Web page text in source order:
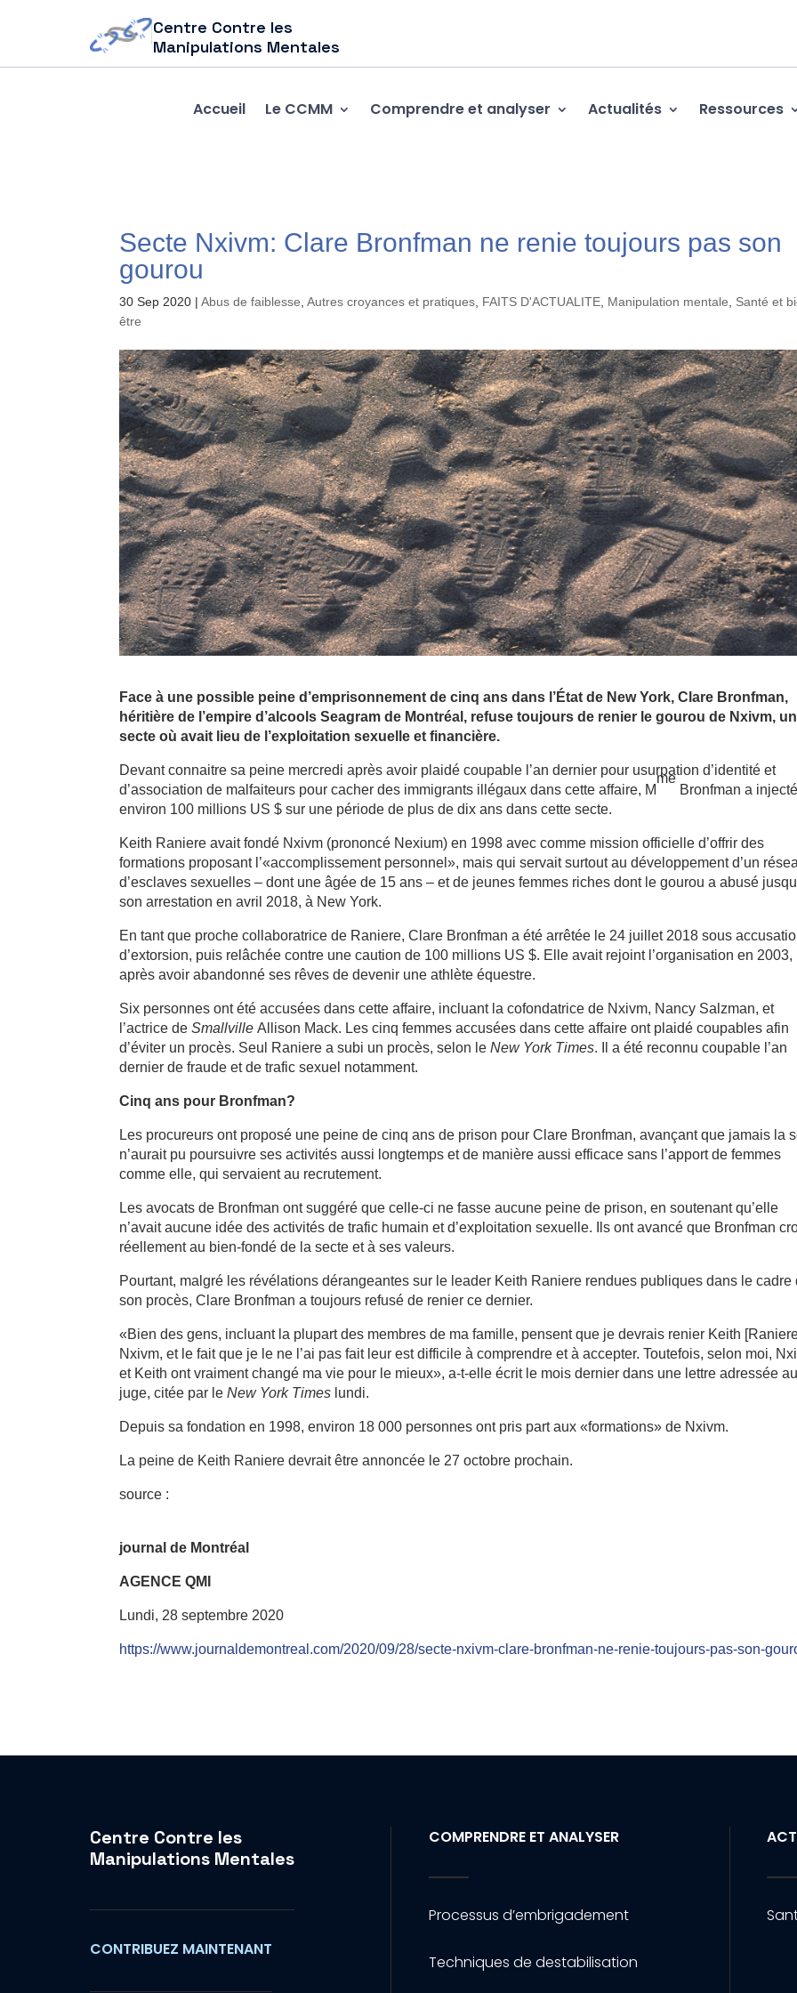
Centre Contre les
Manipulations Mentales
Accueil Le CCMM Comprendre et analyser Actualités Ressources
Secte Nxivm: Clare Bronfman ne renie toujours pas son
gourou
30 Sep 2020 |Abus de faiblesse ,Autres croyances et pratiques FAITS D'ACTUALITE Manipulation mentale
Santé et
être
Face à une possible peine d’emprisonnement de cinq ans dans l’État de New York, Clare Bronfman,
héritière de l’empire d’alcools Seagram de Montréal, refuse toujours de renier le gourou de Nxivm,
secte où avait lieu de l’exploitation sexuelle et financière.
Devant connaitre sa peine mercredi après avoir plaidé coupable l’an dernier pour usurpation d’identité et
d’association de malfaiteurs pour cacher des immigrants illégaux dans cette affaire, M
me
Bronfman a injecté
environ 100 millions US $ sur une période de plus de dix ans dans cette secte.
Keith Raniere avait fondé Nxivm (prononcé Nexium) en 1998 avec comme mission officielle d’offrir des
formations proposant l’«accomplissement personnel», mais qui servait surtout au développement d’un
d’esclaves sexuelles – dont une âgée de 15 ans – et de jeunes femmes riches dont le gourou a abusé
son arrestation en avril 2018, à New York.
En tant que proche collaboratrice de Raniere, Clare Bronfman a été arrêtée le 24 juillet 2018 sous
d’extorsion, puis relâchée contre une caution de 100 millions US $. Elle avait rejoint l’organisation en 2003,
après avoir abandonné ses rêves de devenir une athlète équestre.
Six personnes ont été accusées dans cette affaire, incluant la cofondatrice de Nxivm, Nancy Salzman, et
l’actrice deSmallville Allison Mack. Les cinq femmes accusées dans cette affaire ont plaidé coupables afin
d’éviter un procès. Seul Raniere a subi un procès, selon leNew York Times. Il a été reconnu coupable l’an
dernier de fraude et de trafic sexuel notamment.
Cinq ans pour Bronfman?
Les procureurs ont proposé une peine de cinq ans de prison pour Clare Bronfman, avançant que jamais la
n’aurait pu poursuivre ses activités aussi longtemps et de manière aussi efficace sans l’apport de femmes
comme elle, qui servaient au recrutement.
Les avocats de Bronfman ont suggéré que celle-ci ne fasse aucune peine de prison, en soutenant qu’elle
n’avait aucune idée des activités de trafic humain et d’exploitation sexuelle. Ils ont avancé que Bronfman
réellement au bien-fondé de la secte et à ses valeurs.
Pourtant, malgré les révélations dérangeantes sur le leader Keith Raniere rendues publiques dans le cadre
son procès, Clare Bronfman a toujours refusé de renier ce dernier.
«Bien des gens, incluant la plupart des membres de ma famille, pensent que je devrais renier Keith
Nxivm, et le fait que je le ne l’ai pas fait leur est difficile à comprendre et à accepter. Toutefois, selon moi,
et Keith ont vraiment changé ma vie pour le mieux», a-t-elle écrit le mois dernier dans une lettre adressée au
juge, citée par leNew York Times lundi.
Depuis sa fondation en 1998, environ 18 000 personnes ont pris part aux «formations» de Nxivm.
La peine de Keith Raniere devrait être annoncée le 27 octobre prochain.
source :
journal de Montréal
AGENCE QMI
Lundi, 28 septembre 2020
https://www.journaldemontreal.com/2020/09/28/secte-nxivm-clare-bronfman-ne-renie-toujours-pas-son-
Centre Contre les
Manipulations Mentales
CONTRIBUEZ MAINTENANT
COMPRENDRE ET ANALYSER
Processus d’embrigadement
Techniques de destabilisation